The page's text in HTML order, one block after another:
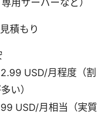
用サーバーなど）
積もり
USD/月程度（割
い）
USD/月相当（実質